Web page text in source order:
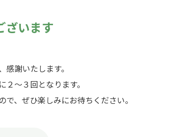
ざいます
感謝いたします。
～３回となります。
、ぜひ楽しみにお待ちください。